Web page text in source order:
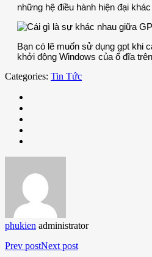
những hệ điều hành hiện đại
Bạn có lẽ muốn sử dụng gpt khi
khởi động Windows của ổ đĩa
Categories: Tin Tức
phukien administrator
Prev postNext post